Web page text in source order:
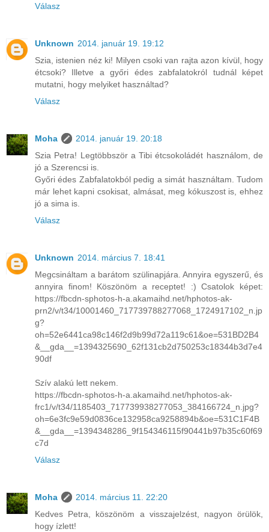
Válasz
Unknown 2014. január 19. 19:12
Szia, istenien néz ki! Milyen csoki van rajta azon kívül, hogy
étcsoki? Illetve a győri édes zabfalatokról tudnál képet
mutatni, hogy melyiket használtad?
Válasz
Moha
2014. január 19. 20:18
Szia Petra! Legtöbbször a Tibi étcsokoládét használom, de
jó a Szerencsi is.
Győri édes Zabfalatokból pedig a simát használtam. Tudom
már lehet kapni csokisat, almásat, meg kókuszost is, ehhez
jó a sima is.
Válasz
Unknown 2014. március 7. 18:41
Megcsináltam a barátom szülinapjára. Annyira egyszerű, és
annyira finom! Köszönöm a receptet! :) Csatolok képet:
https://fbcdn-sphotos-h-a.akamaihd.net/hphotos-ak-
prn2/v/t34/10001460_717739788277068_1724917102_n.jp
g?
oh=52e6441ca98c146f2d9b99d72a119c61&oe=531BD2B4
&__gda__=1394325690_62f131cb2d750253c18344b3d7e4
90df
Szív alakú lett nekem.
https://fbcdn-sphotos-h-a.akamaihd.net/hphotos-ak-
frc1/v/t34/1185403_717739938277053_384166724_n.jpg?
oh=6e3fc9e59d0836ce132958ca9258894b&oe=531C1F4B
&__gda__=1394348286_9f154346115f90441b97b35c60f69
c7d
Válasz
Moha
2014. március 11. 22:20
Kedves Petra, köszönöm a visszajelzést, nagyon örülök,
hogy ízlett!